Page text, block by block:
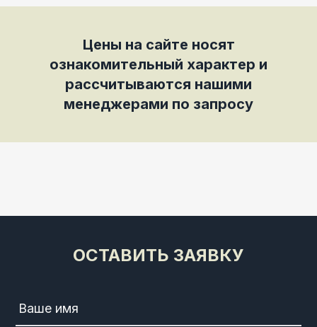
Цены на сайте носят
ознакомительный характер и
рассчитываются нашими
менеджерами по запросу
ОСТАВИТЬ ЗАЯВКУ
Ваше имя